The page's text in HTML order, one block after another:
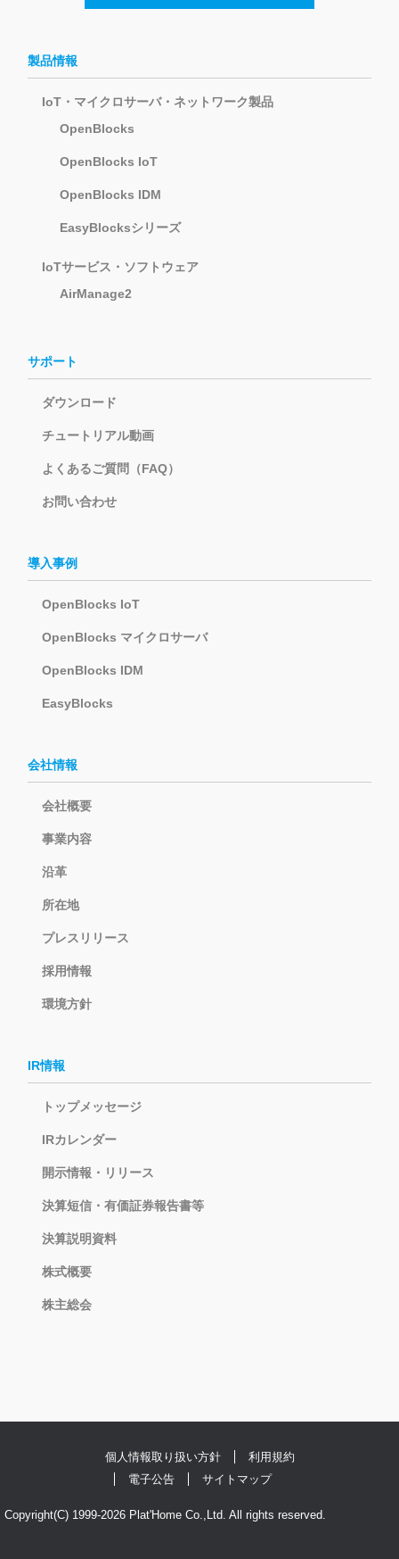
製品情報
IoT・マイクロサーバ・ネットワーク製品
OpenBlocks
OpenBlocks IoT
OpenBlocks IDM
EasyBlocksシリーズ
IoTサービス・ソフトウェア
AirManage2
サポート
ダウンロード
チュートリアル動画
よくあるご質問（FAQ）
お問い合わせ
導入事例
OpenBlocks IoT
OpenBlocks マイクロサーバ
OpenBlocks IDM
EasyBlocks
会社情報
会社概要
事業内容
沿革
所在地
プレスリリース
採用情報
環境方針
IR情報
トップメッセージ
IRカレンダー
開示情報・リリース
決算短信・有価証券報告書等
決算説明資料
株式概要
株主総会
Copyright(C) 1999-2026 Plat'Home Co.,Ltd. All rights reserved.
個人情報取り扱い方針
利用規約
電子公告
サイトマップ